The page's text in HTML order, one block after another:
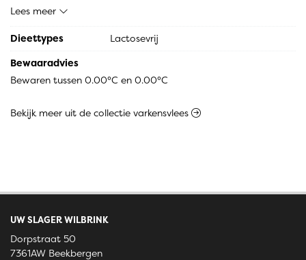
Eiwitten 17,3 g, Zout 1,7 g.
Lees meer
Dieettypes
Lactosevrij
Bewaaradvies
Bewaren tussen 0.00°C en 0.00°C
Bekijk meer uit de collectie varkensvlees
UW SLAGER WILBRINK
Dorpstraat 50
7361AW Beekbergen